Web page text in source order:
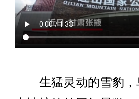
生猛灵动的雪豹，